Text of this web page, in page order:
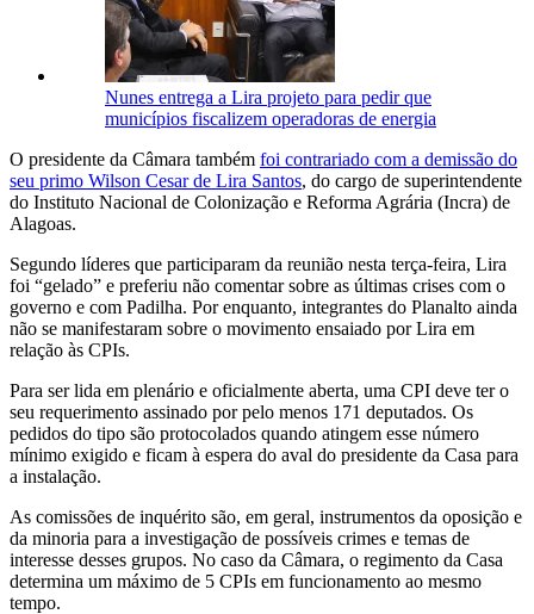
Nunes entrega a Lira projeto para pedir que
municípios fiscalizem operadoras de energia
O presidente da Câmara também foi contrariado com a demissão do
seu primo Wilson Cesar de Lira Santos, do cargo de superintendente
do Instituto Nacional de Colonização e Reforma Agrária (Incra) de
Alagoas.
Segundo líderes que participaram da reunião nesta terça-feira, Lira
foi “gelado” e preferiu não comentar sobre as últimas crises com o
governo e com Padilha. Por enquanto, integrantes do Planalto ainda
não se manifestaram sobre o movimento ensaiado por Lira em
relação às CPIs.
Para ser lida em plenário e oficialmente aberta, uma CPI deve ter o
seu requerimento assinado por pelo menos 171 deputados. Os
pedidos do tipo são protocolados quando atingem esse número
mínimo exigido e ficam à espera do aval do presidente da Casa para
a instalação.
As comissões de inquérito são, em geral, instrumentos da oposição e
da minoria para a investigação de possíveis crimes e temas de
interesse desses grupos. No caso da Câmara, o regimento da Casa
determina um máximo de 5 CPIs em funcionamento ao mesmo
tempo.